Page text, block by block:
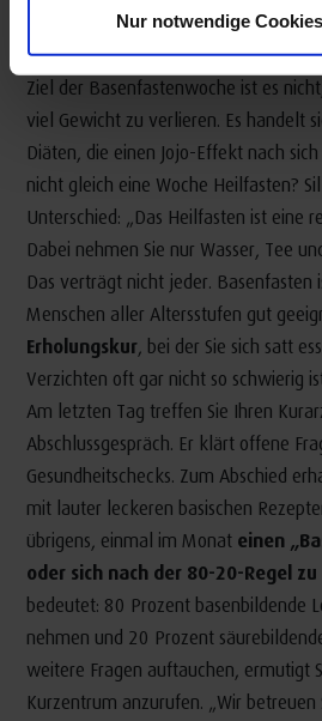
Nur notwendige
finden
Ziel der Basenfastenwoche ist es
viel Gewicht zu verlieren. Es handelt
Diäten, die einen Jojo-Effekt nach
nicht gleich eine Woche Heilfasten?
Unterschied: „Das Heilfasten ist eine
Dabei nehmen Sie nur Wasser, Tee
Das verträgt nicht jeder. Basenfasten
Menschen aller Altersstufen gut
Erholungskur, bei der Sie sich satt
Verzichten oft gar nicht so schwierig
Am letzten Tag treffen Sie Ihren
Abschlussgespräch. Er klärt offene
Gesundheitschecks. Zum Abschied
mit lauter leckeren basischen
übrigens, einmal im Monat einen
oder sich nach der 80-20-Regel
bedeutet: 80 Prozent basenbildende
nehmen und 20 Prozent
weitere Fragen auftauchen, ermutigt
Kurzentrum anzurufen. „Wir betreuen